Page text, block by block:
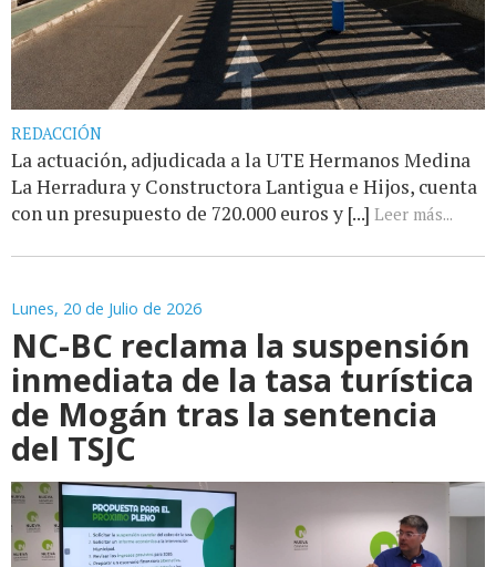
REDACCIÓN
La actuación, adjudicada a la UTE Hermanos Medina
La Herradura y Constructora Lantigua e Hijos, cuenta
con un presupuesto de 720.000 euros y [...] Leer más...
Lunes, 20 de Julio de 2026
NC-BC reclama la suspensión
inmediata de la tasa turística
de Mogán tras la sentencia
del TSJC